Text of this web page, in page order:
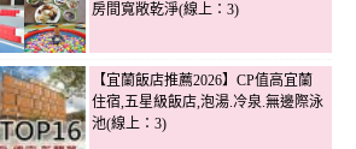
房間寬敞乾淨(線上：3)
【宜蘭飯店推薦2026】CP值高宜蘭
住宿,五星級飯店,泡湯.冷泉.無邊際泳
池(線上：3)